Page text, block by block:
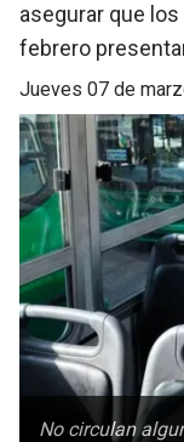
asegurar que
febrero
jueves 07 de
No circulan